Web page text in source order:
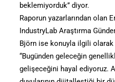
beklemiyorduk” diyor.
Raporun yazarlarından olan
IndustryLab Araştırma
Björn ise konuyla ilgili olarak
“Bugünden geleceğin
gelişeceğini hayal ediyoruz.